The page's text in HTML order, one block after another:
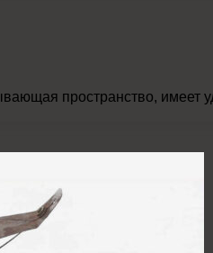
пространство,